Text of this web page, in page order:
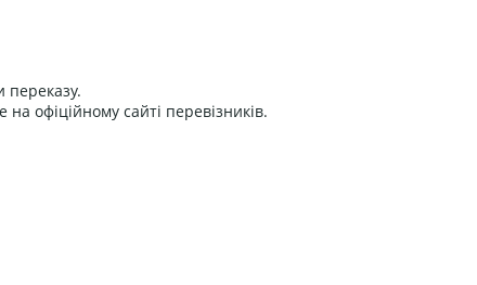
переказу.
офіційному сайті перевізників.